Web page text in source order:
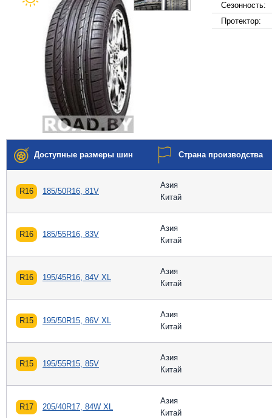
Сезонность:
Протектор:
Доступные размеры шин Страна производства
R16 185/50R16, 81V
Азия
Китай
R16 185/55R16, 83V
Азия
Китай
R16 195/45R16, 84V XL
Азия
Китай
R15 195/50R15, 86V XL
Азия
Китай
R15 195/55R15, 85V
Азия
Китай
R17 205/40R17, 84W XL
Азия
Китай